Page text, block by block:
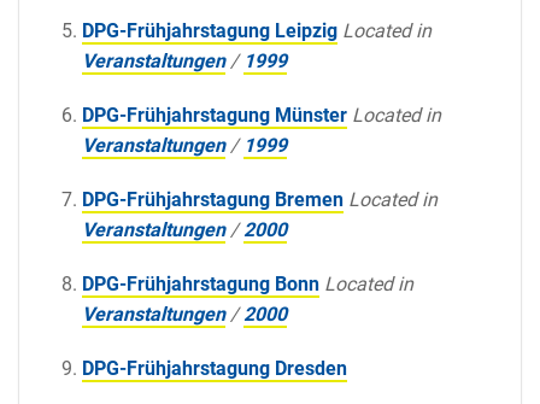
DPG-Frühjahrstagung Leipzig Located in
Veranstaltungen / 1999
DPG-Frühjahrstagung Münster Located in
Veranstaltungen / 1999
DPG-Frühjahrstagung Bremen Located in
Veranstaltungen /2000
DPG-Frühjahrstagung Bonn Located in
Veranstaltungen /2000
DPG-Frühjahrstagung Dresden